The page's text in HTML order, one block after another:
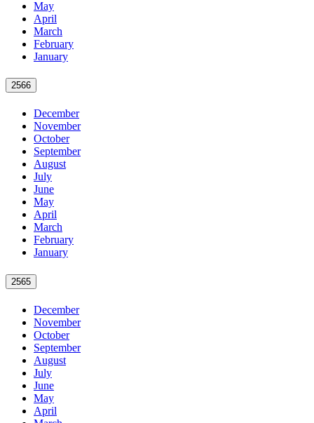
May
April
March
February
January
2566
December
November
October
September
August
July
June
May
April
March
February
January
2565
December
November
October
September
August
July
June
May
April